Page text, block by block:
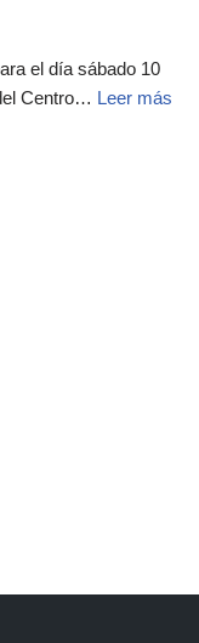
el día sábado 10
Centro… Leer más